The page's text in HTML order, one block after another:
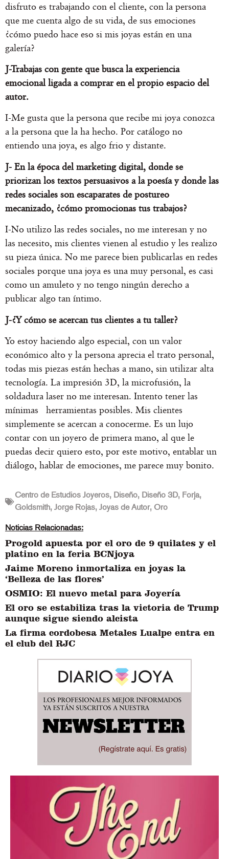
disfruto es trabajando con el cliente, con la persona
que me cuenta algo de su vida, de sus emociones
¿cómo puedo hace eso si mis joyas están en una
galería?
J-Trabajas con gente que busca la experiencia
emocional ligada a comprar en el propio espacio del
autor.
I-Me gusta que la persona que recibe mi joya conozca
a la persona que la ha hecho. Por catálogo no
entiendo una joya, es algo frio y distante.
J- En la época del marketing digital, donde se
priorizan los textos persuasivos a la poesía y donde las
redes sociales son escaparates de postureo
mecanizado, ¿cómo promocionas tus trabajos?
I-No utilizo las redes sociales, no me interesan y no
las necesito, mis clientes vienen al estudio y les realizo
su pieza única. No me parece bien publicarlas en redes
sociales porque una joya es una muy personal, es casi
como un amuleto y no tengo ningún derecho a
publicar algo tan íntimo.
J-¿Y cómo se acercan tus clientes a tu taller?
Yo estoy haciendo algo especial, con un valor
económico alto y la persona aprecia el trato personal,
todas mis piezas están hechas a mano, sin utilizar alta
tecnología. La impresión 3D, la microfusión, la
soldadura laser no me interesan. Intento tener las
mínimas herramientas posibles. Mis clientes
simplemente se acercan a conocerme. Es un lujo
contar con un joyero de primera mano, al que le
puedas decir quiero esto, por este motivo, entablar un
diálogo, hablar de emociones, me parece muy bonito.
Centro de Estudios Joyeros, Diseño, Diseño 3D, Forja,
Goldsmith, Jorge Rojas, Joyas de Autor, Oro
Noticias Relacionadas:
Progold apuesta por el oro de 9 quilates y el
platino en la feria BCNjoya
Jaime Moreno inmortaliza en joyas la
‘Belleza de las flores’
OSMIO: El nuevo metal para Joyería
El oro se estabiliza tras la victoria de Trump
aunque sigue siendo alcista
La firma cordobesa Metales Lualpe entra en
el club del RJC